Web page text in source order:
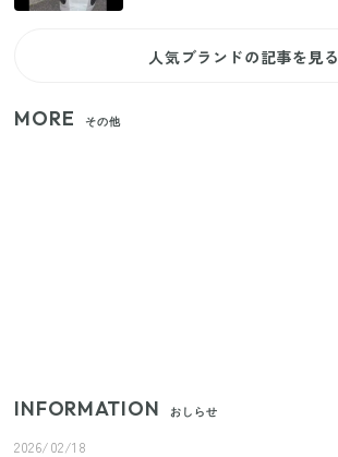
人気ブランドの記事を見る
MORE その他
INFORMATION おしらせ
2026/02/18